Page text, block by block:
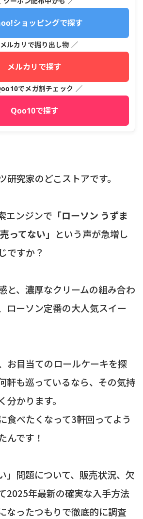
ショッピングで探す
ルカリで掘り出し物 ／
メルカリで探す
でメガ割チェック ／
Qoo10で探す
研究家のどこストアです。
エンジンで 「ローソン うずま
ってない」 という声が急増し
ですか？
と、濃厚なクリームの組み合わ
ローソン定番の大人気スイー
お目当てのロールケーキを探
軒も巡っているなら、その気持
分かります。
食べたくなって3軒回ってよう
んです！
」問題について、販売状況、欠
2025年最新の確実な入手方法
なったつもりで徹底的に調査